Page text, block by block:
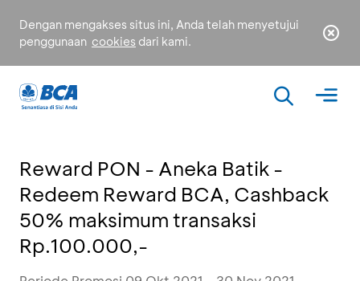
Dengan mengakses situs ini, Anda telah menyetujui
penggunaan cookies dari kami.
Reward PON - Aneka Batik -
Redeem Reward BCA, Cashback
50% maksimum transaksi
Rp.100.000,-